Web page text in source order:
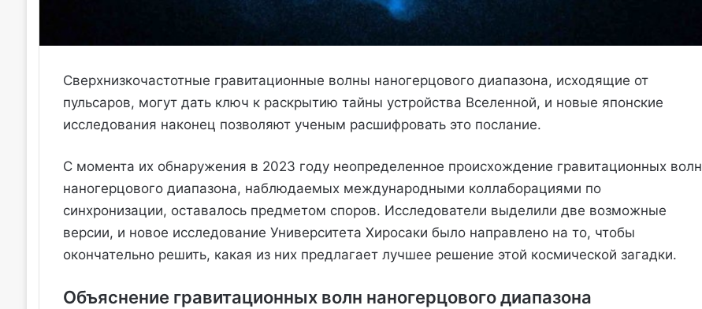
Сверхнизкочастотные гравитационные волны наногерцового диапазона, исходящие от
пульсаров, могут дать ключ к раскрытию тайны устройства Вселенной, и новые японские
исследования наконец позволяют ученым расшифровать это послание.
С момента их обнаружения в 2023 году неопределенное происхождение гравитационных волн
наногерцового диапазона, наблюдаемых международными коллаборациями по
синхронизации, оставалось предметом споров. Исследователи выделили две возможные
версии, и новое исследование Университета Хиросаки было направлено на то, чтобы
окончательно решить, какая из них предлагает лучшее решение этой космической загадки.
Объяснение гравитационных волн наногерцового диапазона